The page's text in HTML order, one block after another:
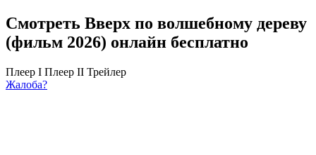
Смотреть Вверх по волшебному дереву
(фильм 2026) онлайн бесплатно
Плеер I Плеер II Трейлер
Жалоба?